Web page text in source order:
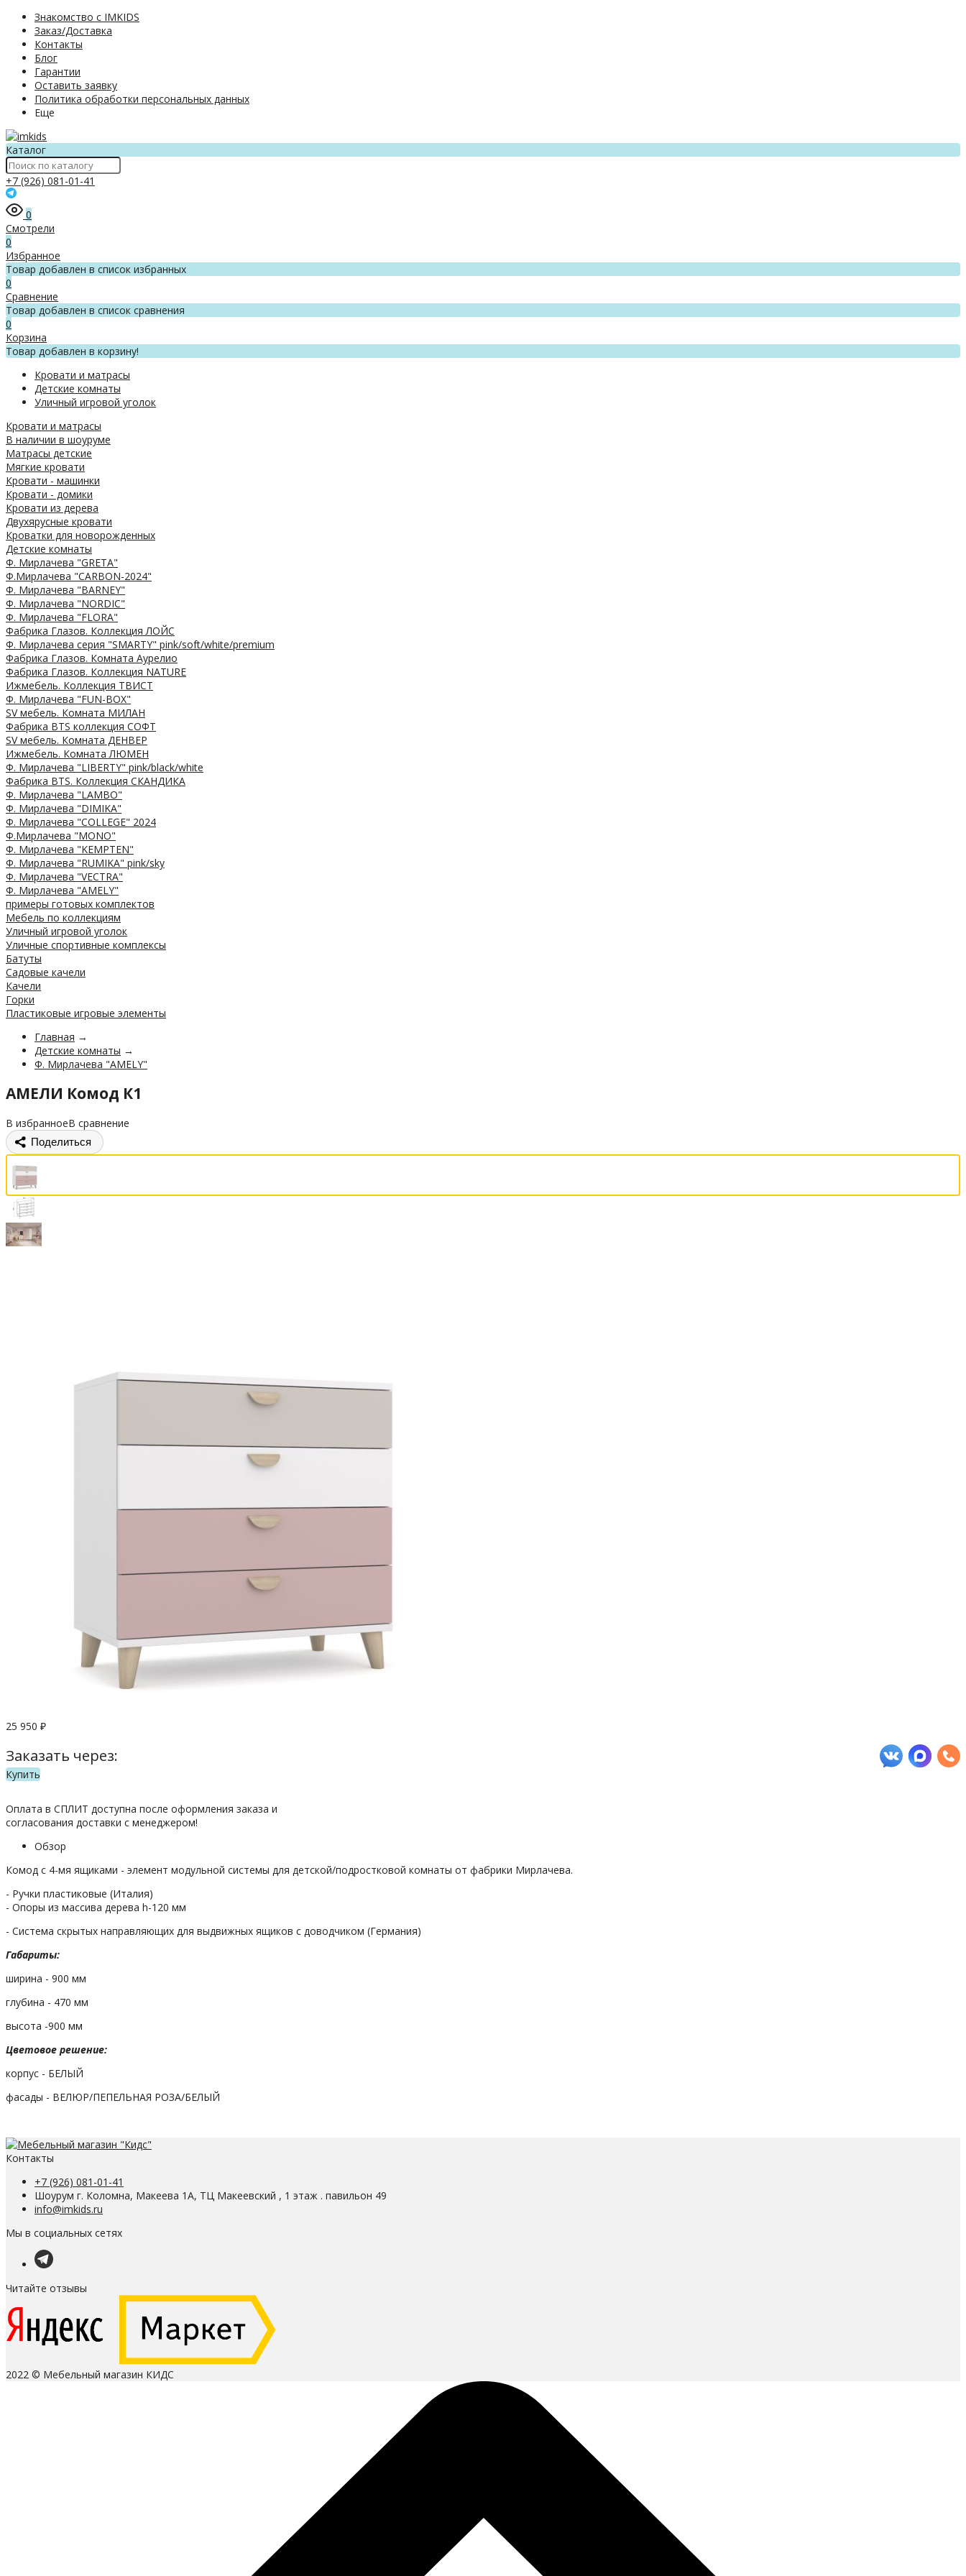
Знакомство с IMKIDS
Заказ/Доставка
Контакты
Блог
Гарантии
Оставить заявку
Политика обработки персональных данных
Еще
Каталог
+7 (926) 081-01-41
0
Смотрели
0
Избранное
Товар добавлен в список избранных
0
Сравнение
Товар добавлен в список сравнения
0
Корзина
Товар добавлен в корзину!
Кровати и матрасы
Детские комнаты
Уличный игровой уголок
Кровати и матрасы
В наличии в шоуруме
Матрасы детские
Мягкие кровати
Кровати - машинки
Кровати - домики
Кровати из дерева
Двухярусные кровати
Кроватки для новорожденных
Детские комнаты
Ф. Мирлачева "GRETA"
Ф.Мирлачева "CARBON-2024"
Ф. Мирлачева "BARNEY"
Ф. Мирлачева "NORDIC"
Ф. Мирлачева "FLORA"
Фабрика Глазов. Коллекция ЛОЙС
Ф. Мирлачева серия "SMARTY" pink/soft/white/premium
Фабрика Глазов. Комната Аурелио
Фабрика Глазов. Коллекция NATURE
Ижмебель. Коллекция ТВИСТ
Ф. Мирлачева "FUN-BOX"
SV мебель. Комната МИЛАН
Фабрика BTS коллекция СОФТ
SV мебель. Комната ДЕНВЕР
Ижмебель. Комната ЛЮМЕН
Ф. Мирлачева "LIBERTY" pink/black/white
Фабрика BTS. Коллекция СКАНДИКА
Ф. Мирлачева "LAMBO"
Ф. Мирлачева "DIMIKA"
Ф. Мирлачева "COLLEGE" 2024
Ф.Мирлачева "MONO"
Ф. Мирлачева "KEMPTEN"
Ф. Мирлачева "RUMIKA" pink/sky
Ф. Мирлачева "VECTRA"
Ф. Мирлачева "AMELY"
примеры готовых комплектов
Мебель по коллекциям
Уличный игровой уголок
Уличные спортивные комплексы
Батуты
Садовые качели
Качели
Горки
Пластиковые игровые элементы
Главная →
Детские комнаты →
Ф. Мирлачева "AMELY"
АМЕЛИ Комод К1
В избранноеВ сравнение
Поделиться
25 950 ₽
Заказать через:
Купить
Оплата в СПЛИТ доступна после оформления заказа и
согласования доставки с менеджером!
Обзор
Комод с 4-мя ящиками - элемент модульной системы для детской/подростковой комнаты от фабрики Мирлачева.
- Ручки пластиковые (Италия)
- Опоры из массива дерева h-120 мм
- Система скрытых направляющих для выдвижных ящиков с доводчиком (Германия)
Габариты:
ширина - 900 мм
глубина - 470 мм
высота -900 мм
Цветовое решение:
корпус - БЕЛЫЙ
фасады - ВЕЛЮР/ПЕПЕЛЬНАЯ РОЗА/БЕЛЫЙ
Контакты
+7 (926) 081-01-41
Шоурум г. Коломна, Макеева 1А, ТЦ Макеевский , 1 этаж . павильон 49
info@imkids.ru
Мы в социальных сетях
Читайте отзывы
2022 © Мебельный магазин КИДС